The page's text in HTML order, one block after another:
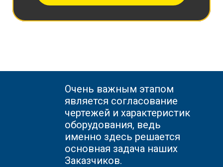
Очень важным этапом
является согласование
чертежей и характеристик
оборудования, ведь
именно здесь решается
основная задача наших
Заказчиков.